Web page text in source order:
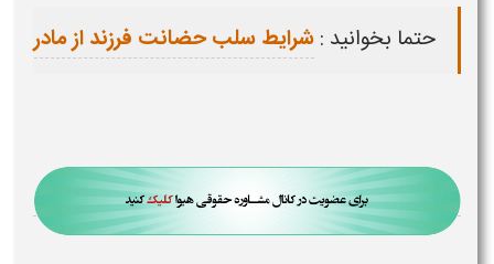
حتما بخوانید :شرایط سلب حضانت فرزند از مادر